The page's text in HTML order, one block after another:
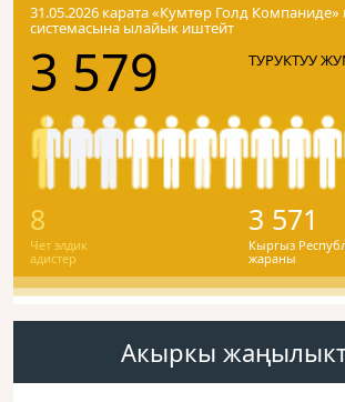
31.05.2026 карата «Кумтɵр Голд Компаниде»
системасына ылайык иштейт
3 579 ТУРУКТУУ
8
Чет элдик
адистер
3 571
Кыргыз
жараны
Акыркы